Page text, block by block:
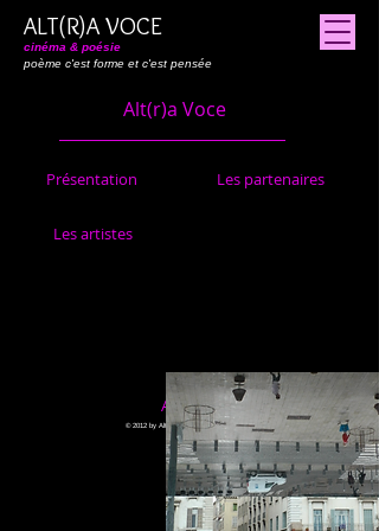
ALT(R)A VOCE
cinéma & poésie
poème c'est forme et c'est pensée
Alt(r)a Voce
Présentation Les partenaires
Les artistes
Adhérer
© 2012 by Altr(a) Voce